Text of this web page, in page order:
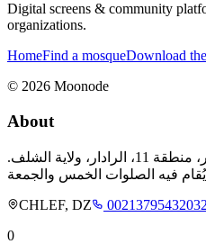
Digital screens & community
organizations.
HomeFind a mosqueDownload
© 2026 Moonode
About
مسجد الفتح يقع في حي النصر، منطقة 11، الرادار، ولاية الشلف.
CHLEF, DZ
00213795432032
0